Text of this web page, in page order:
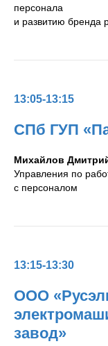
персонала
и развитию бренда
13:05-13:15
СПб ГУП
Михайлов
Управления по
с персоналом
13:15-13:30
ООО
завод»